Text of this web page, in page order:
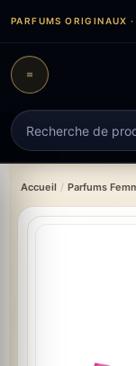
contenu
PARFUMS ORIGINAUX
Recherche
de
produits
Accueil / Parfums